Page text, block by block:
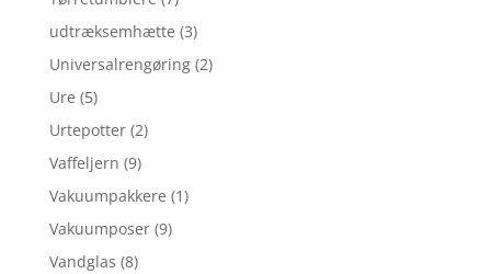
udtræksemhætte (3)
Universalrengøring (2)
Ure (5)
Urtepotter (2)
Vaffeljern (9)
Vakuumpakkere (1)
Vakuumposer (9)
Vandglas (8)